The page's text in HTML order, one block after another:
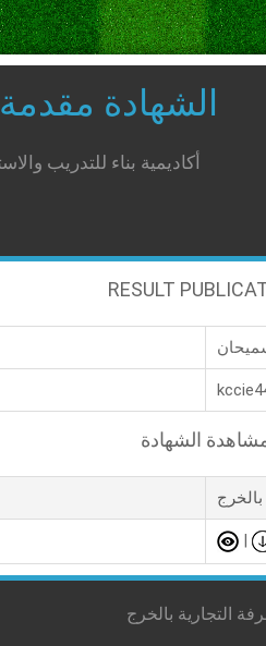
الشهادة
أكاديمية بناء للتدريب
RESULT
الشهادة
بالخرج
|
التجارية بالخرج